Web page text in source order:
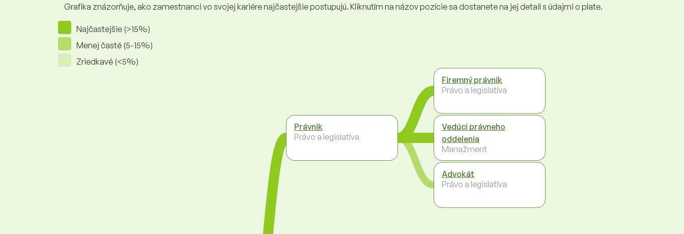
Grafika znázorňuje, ako zamestnanci vo svojej kariére najčastejšie postupujú. Kliknutím na názov pozície sa dostanete na jej detail s údajmi o plate.
Najčastejšie (>15%)
Menej časté (5-15%)
Zriedkavé (<5%)
Právnik
Právo a legislatíva
Firemný právnik
Právo a legislatíva
Vedúci právneho
oddelenia
Manažment
Advokát
Právo a legislatíva